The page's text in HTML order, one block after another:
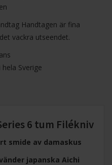
Handtagen är fina
vackra utseendet.
Sverige
6 tum Filékniv
smide av damaskus
japanska Aichi